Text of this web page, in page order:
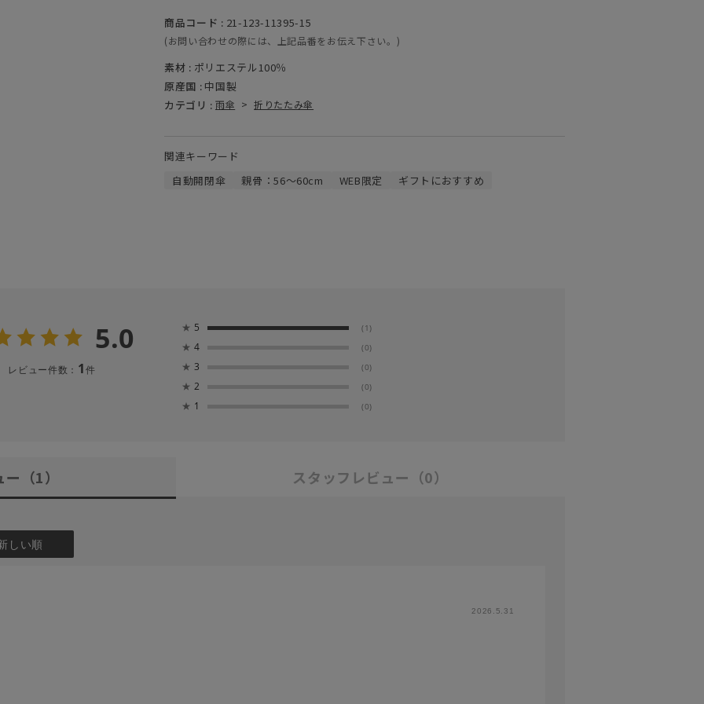
商品コード : 21-123-11395-15
(お問い合わせの際には、上記品番をお伝え下さい。)
素材 : ポリエステル100％
原産国 : 中国製
カテゴリ : 雨傘 > 折りたたみ傘
関連キーワード
自動開閉傘
親骨：56～60cm WEB限定 ギフトにおすすめ
5.0
レビュー件数： 1件
★ 5 (1)
★ 4 (0)
★ 3 (0)
★ 2 (0)
★ 1 (0)
ー （1） スタッフレビュー （0）
しい順
2026.5.31